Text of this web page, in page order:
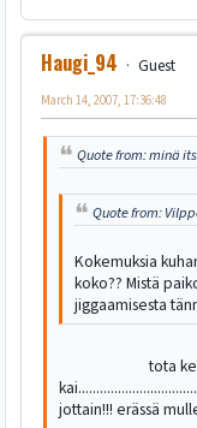
Haugi_94
Guest
March 14, 2007, 17:36:48
Quote from: minä
Quote from:
Kokemuksia
koko?? Mistä
jiggaamisesta
tota kelta
jottain!!! erässä